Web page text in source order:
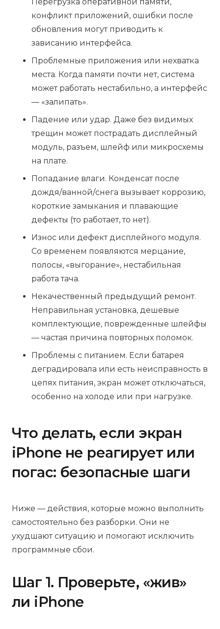
конфликт приложений, ошибки после
обновления могут приводить к
зависанию интерфейса.
Проблемные приложения или нехватка
места. Когда памяти почти нет, система
может работать нестабильно, а интерфейс
— «залипать».
Падение или удар. Даже без видимых
трещин может пострадать дисплейный
модуль, разъем, шлейф или микросхемы
на плате.
Попадание влаги. Конденсат после
дождя/ванной/снега вызывает коррозию,
короткие замыкания и плавающие
дефекты (то работает, то нет).
Износ или дефект дисплейного модуля.
Со временем появляются мерцание,
полосы, «выгорание», нестабильная
работа тача.
Некачественный предыдущий ремонт.
Неправильная установка, дешевые
комплектующие, поврежденные шлейфы
— частая причина повторных поломок.
Проблемы с питанием. Если батарея
деградировала или есть неисправность в
цепях питания, экран может отключаться,
особенно на холоде или при нагрузке.
Что делать, если экран
iPhone не реагирует или
погас: безопасные шаги
Ниже — действия, которые можно выполнить
самостоятельно без разборки. Они не
ухудшают ситуацию и помогают исключить
программные сбои.
Шаг 1. Проверьте, «жив»
ли iPhone